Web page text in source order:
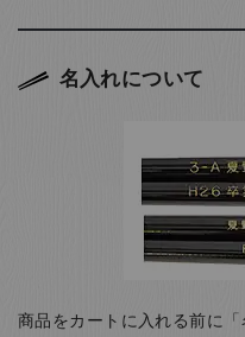
名入れについて
商品をカートに入れる前に